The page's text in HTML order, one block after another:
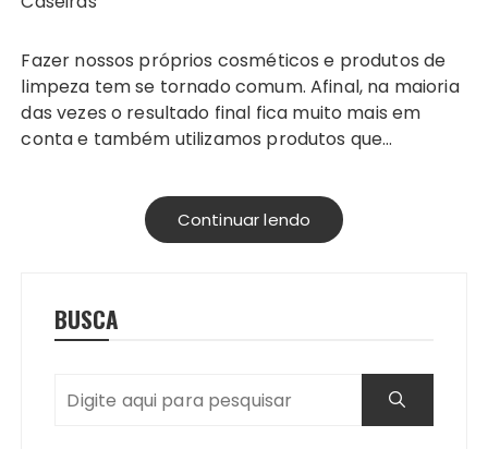
Fazer nossos próprios cosméticos e produtos de
limpeza tem se tornado comum. Afinal, na maioria
das vezes o resultado final fica muito mais em
conta e também utilizamos produtos que…
Continuar lendo
BUSCA